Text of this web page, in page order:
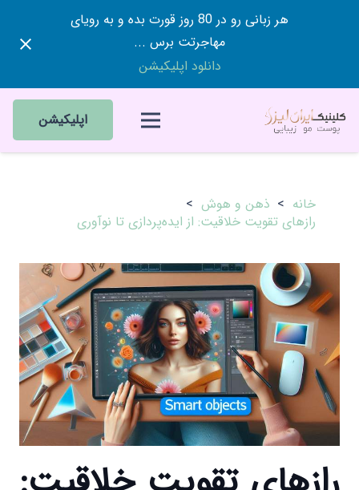
هر زبانی رو در 80 روز قورت بده و به رویای
مهاجرتت برس ...
دانلود اپلیکیشن
اپلیکیشن
خانه > ذهن و هوش >
رازهای تقویت خلاقیت: از ایده‌پردازی تا نوآوری